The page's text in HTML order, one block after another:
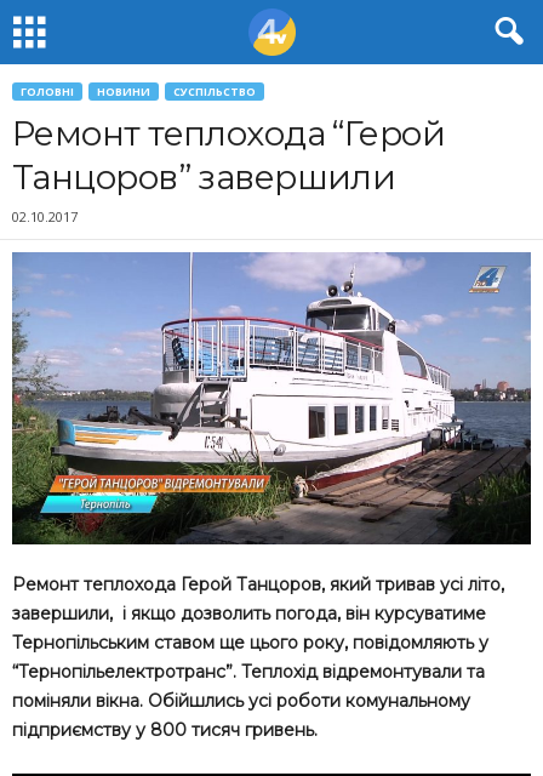
ГОЛОВНІ НОВИНИ СУСПІЛЬСТВО
Ремонт теплохода “Герой
Танцоров” завершили
02.10.2017
Ремонт теплохода Герой Танцоров, який тривав усі літо,
завершили, і якщо дозволить погода, він курсуватиме
Тернопільським ставом ще цього року, повідомляють у
“Тернопільелектротранс”. Теплохід відремонтували та
поміняли вікна. Обійшлись усі роботи комунальному
підприємству у 800 тисяч гривень.